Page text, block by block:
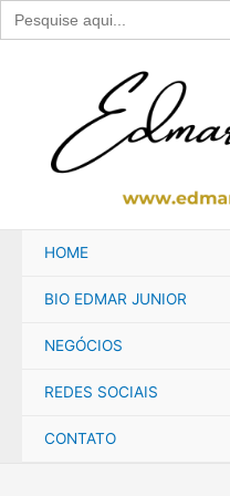
Search
for:
HOME
BIO EDMAR JUNIOR
NEGÓCIOS
REDES SOCIAIS
CONTATO